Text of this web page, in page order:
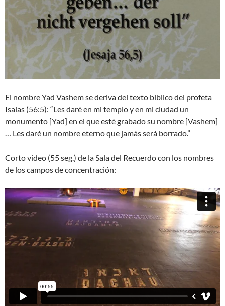
El nombre Yad Vashem se deriva del texto bíblico del profeta
Isaías (56:5): “Les daré en mi templo y en mi ciudad un
monumento [Yad] en el que esté grabado su nombre [Vashem]
… Les daré un nombre eterno que jamás será borrado.”
Corto video (55 seg.) de la Sala del Recuerdo con los nombres
de los campos de concentración: